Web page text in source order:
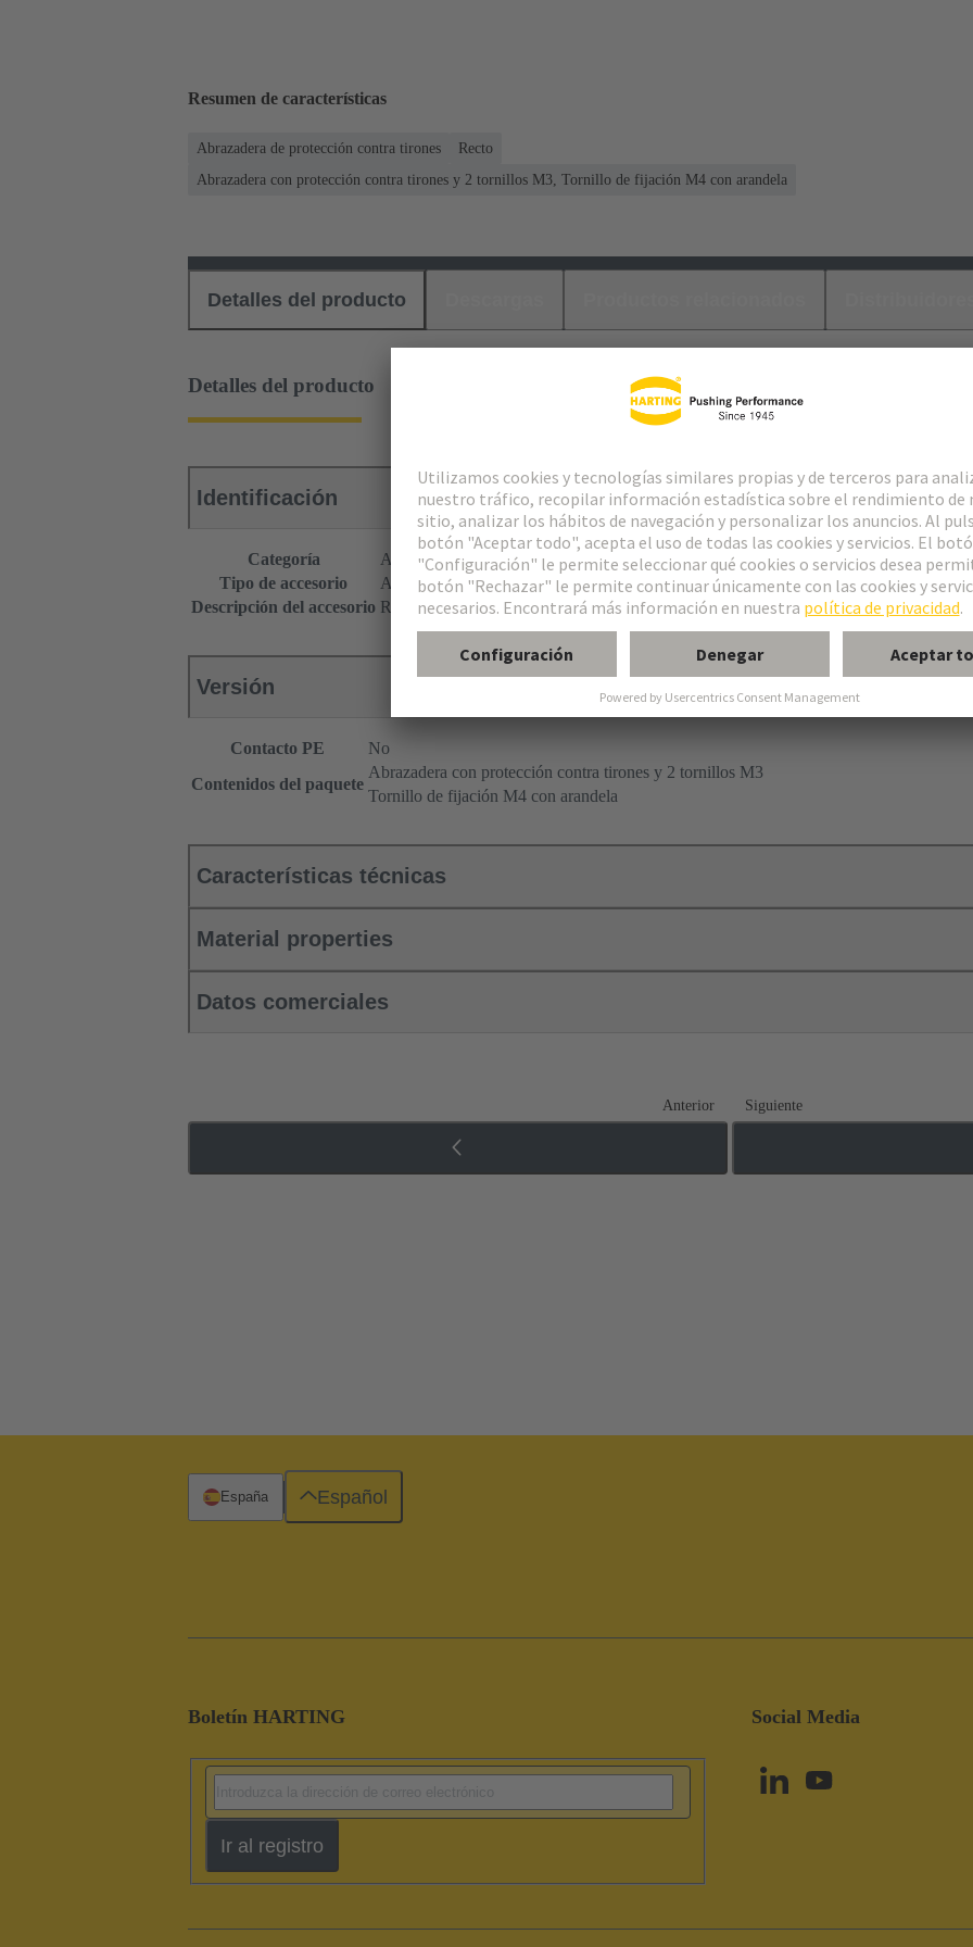
Resumen de características
Abrazadera de protección contra tirones
Recto
Abrazadera con protección contra tirones y 2 tornillos M3, Tornillo de fijación M4 con arandela
Detalles del producto
Detalles del producto
Identificación
Categoría
Accesorios
Tipo de accesorio
Abrazadera de protección contra tirones
Descripción del accesorio Recto
Versión
Contacto PE
No
Contenidos del paquete
Abrazadera con protección contra tirones y 2 tornillos M3
Tornillo de fijación M4 con arandela
Características técnicas
Material properties
Datos comerciales
Anterior Siguiente
Boletín HARTING
Ir al registro
Social Media
España Español